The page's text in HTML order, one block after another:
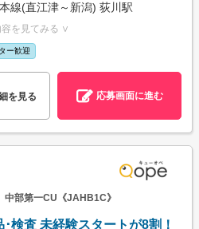
線(直江津～新潟) 荻川駅
を見てみる ∨
ー歓迎
を見る 応募画面に進む
部第一CU《JAHB1C》
･検査 未経験スタートが8割！